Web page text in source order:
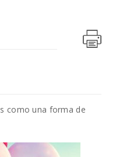
como una forma de